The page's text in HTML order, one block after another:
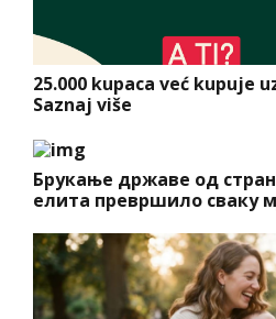
25.000 kupaca već kupuje
Saznaj više
Брукање државе од
елита превршило сваку